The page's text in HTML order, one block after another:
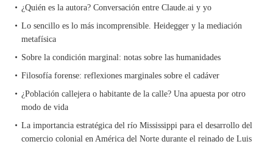
¿Quién es la autora? Conversación entre Claude.ai y yo
Lo sencillo es lo más incomprensible. Heidegger y la mediación
metafísica
Sobre la condición marginal: notas sobre las humanidades
Filosofía forense: reflexiones marginales sobre el cadáver
¿Población callejera o habitante de la calle? Una apuesta por otro
modo de vida
La importancia estratégica del río Mississippi para el desarrollo del
comercio colonial en América del Norte durante el reinado de Luis